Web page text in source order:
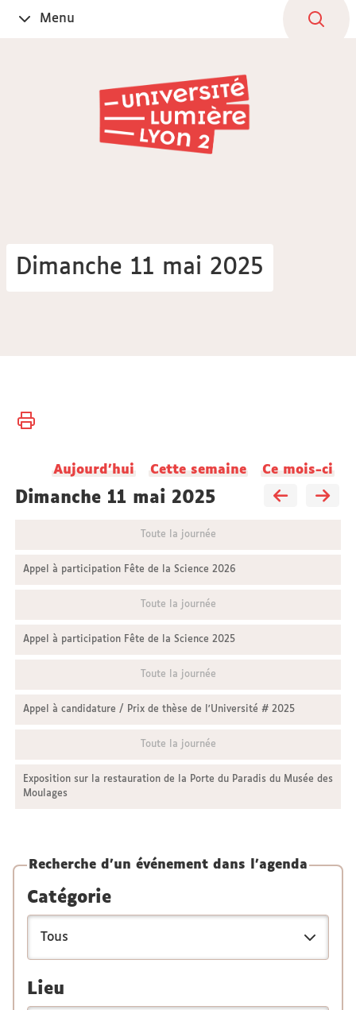
OuvrirMenu
Dimanche 11 mai 2025
Vous
Accueil
Aujourd'hui Cette semaine Ce mois-ci
dimanche 11 mai 2025
Toute la journée
Appel à participation Fête de la Science 2026
Toute la journée
Appel à participation Fête de la Science 2025
Toute la journée
Appel à candidature / Prix de thèse de l'Université # 2025
Toute la journée
Exposition sur la restauration de la Porte du Paradis du Musée des
Moulages
Recherche d'un événement dans l'agenda
Catégorie
Lieu